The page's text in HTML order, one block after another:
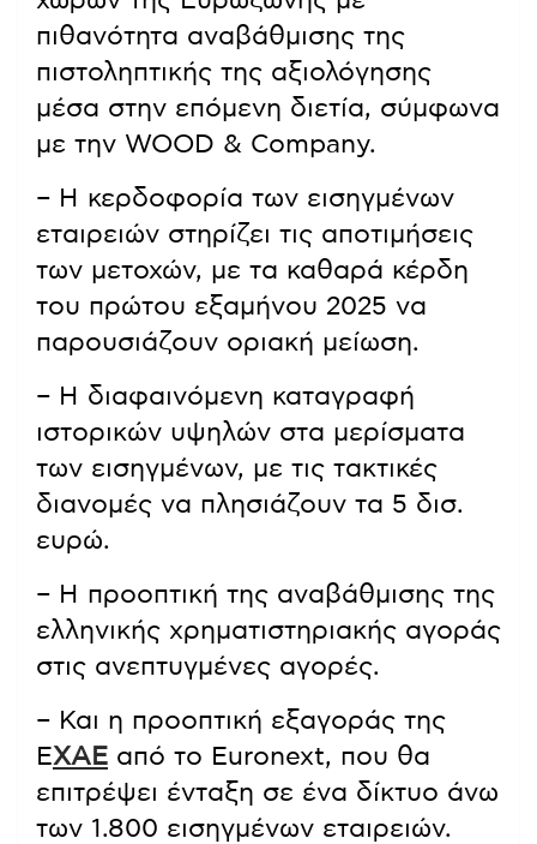
πιθανότητα αναβάθμισης της
πιστοληπτικής της αξιολόγησης
μέσα στην επόμενη διετία, σύμφωνα
με την WOOD & Company.
– Η κερδοφορία των εισηγμένων
εταιρειών στηρίζει τις αποτιμήσεις
των μετοχών, με τα καθαρά κέρδη
του πρώτου εξαμήνου 2025 να
παρουσιάζουν οριακή μείωση.
– Η διαφαινόμενη καταγραφή
ιστορικών υψηλών στα μερίσματα
των εισηγμένων, με τις τακτικές
διανομές να πλησιάζουν τα 5 δισ.
ευρώ.
– Η προοπτική της αναβάθμισης της
ελληνικής χρηματιστηριακής αγοράς
στις ανεπτυγμένες αγορές.
– Και η προοπτική εξαγοράς της
ΕΧΑΕ από το Euronext, που θα
επιτρέψει ένταξη σε ένα δίκτυο άνω
των 1.800 εισηγμένων εταιρειών.